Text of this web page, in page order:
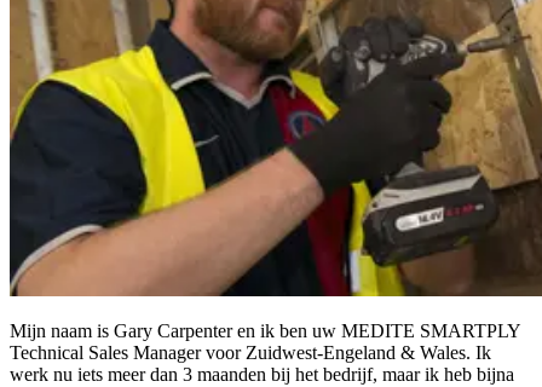
Mijn naam is Gary Carpenter en ik ben uw MEDITE SMARTPLY
Technical Sales Manager voor Zuidwest-Engeland & Wales. Ik
werk nu iets meer dan 3 maanden bij het bedrijf, maar ik heb bijna